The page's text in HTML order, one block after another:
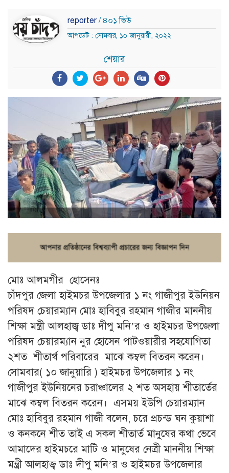
reporter / ৪০১ ভিউ
আপডেট : সোমবার, ১০ জানুয়ারী, ২০২২
শেয়ার
মোঃ আলমগীর হোসেনঃ
চাঁদপুর জেলা হাইমচর উপজেলার ১ নং গাজীপুর ইউনিয়ন
পরিষদ চেয়ারম্যান মোঃ হাবিবুর রহমান গাজীর মাননীয়
শিক্ষা মন্ত্রী আলহাজ্ব ডাঃ দীপু মনি’র ও হাইমচর উপজেলা
পরিষদ চেয়ারম্যান নুর হোসেন পাটওয়ারীর সহযোগিতা
২শত শীতার্থ পরিবারের মাঝে কম্বল বিতরন করেন।
সোমবার( ১০ জানুয়ারি ) হাইমচর উপজেলার ১ নং
গাজীপুর ইউনিয়নের চরাঞ্চালের ২ শত অসহায় শীতার্তের
মাঝে কম্বল বিতরন করেন। এসময় ইউপি চেয়ারম্যান
মোঃ হাবিবুর রহমান গাজী বলেন, চরে প্রচন্ড ঘন কুয়াশা
ও কনকনে শীত তাই এ সকল শীতার্ত মানুষের কথা ভেবে
আমাদের হাইমচরে মাটি ও মানুষের নেত্রী মাননীয় শিক্ষা
মন্ত্রী আলহাজ্ব ডাঃ দীপু মনি’র ও হাইমচর উপজেলার